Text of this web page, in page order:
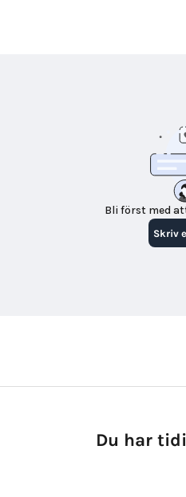
Bli först med
Skriv
Du har